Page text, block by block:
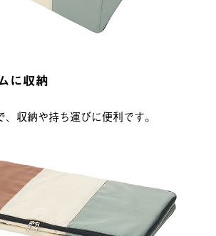
に収納
収納や持ち運びに便利です。